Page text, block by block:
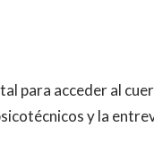
para acceder al
y la